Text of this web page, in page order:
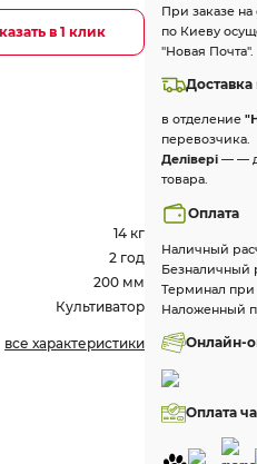
в 1 клик
14 кг
2 год
200 мм
Культиватор
все характеристики
При заказе
по Киеву
"Новая Почта".
в отделение
перевозчика.
Делівері — —
товара.
Оплата
Наличный
Безналичный
Терминал при
Наложенный
Онлайн-
Оплата